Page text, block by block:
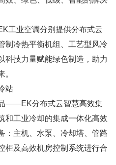
工业空调分别提供分布式云
制冷热平衡机组、工艺型风冷
科技力量赋能绿色制造，助力
。
站
——EK分布式云智慧高效集
和工业冷却的集成一体化高效
：主机、水泵、冷却塔、管路
柜及高效机房控制系统进行合